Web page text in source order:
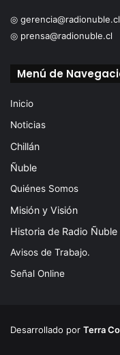
◎ gerencia@radionuble.cl
◎ prensa@radionuble.cl
Menú de
Inicio
Noticias
Chillán
Ñuble
Quiénes Somos
Misión y Visión
Historia de Radio Ñuble
Avisos de Trabajo.
Señal Online
Desarrollado por Terra